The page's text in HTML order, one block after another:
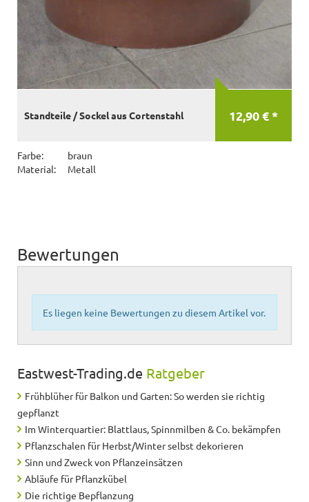
12,90 € *
Standteile / Sockel aus Cortenstahl
Farbe:
braun
Material:
Metall
Bewertungen
Es liegen keine Bewertungen zu diesem Artikel vor.
Eastwest-Trading.de Ratgeber
Frühblüher für Balkon und Garten: So werden sie richtig
gepflanzt
Im Winterquartier: Blattlaus, Spinnmilben & Co. bekämpfen
Pflanzschalen für Herbst/Winter selbst dekorieren
Sinn und Zweck von Pflanzeinsätzen
Abläufe für Pflanzkübel
Die richtige Bepflanzung